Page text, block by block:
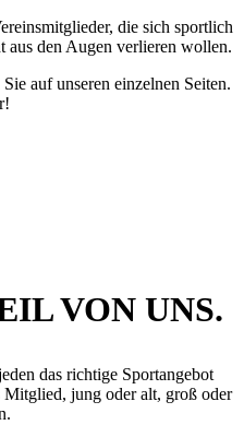
die sich sportlich
aus den Augen verlieren wollen.
auf unseren einzelnen Seiten.
VON UNS.
das richtige Sportangebot
Mitglied, jung oder alt, groß oder